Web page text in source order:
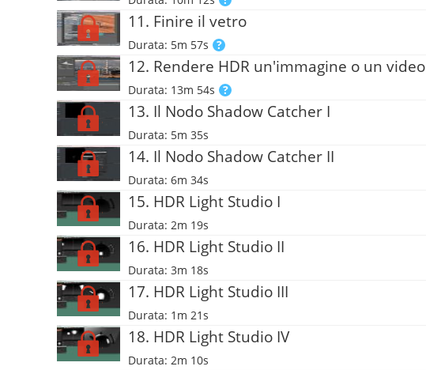
11. Finire il vetro
Durata: 5m 57s
12. Rendere HDR un'immagine o un video
Durata: 13m 54s
13. Il Nodo Shadow Catcher I
Durata: 5m 35s
14. Il Nodo Shadow Catcher II
Durata: 6m 34s
15. HDR Light Studio I
Durata: 2m 19s
16. HDR Light Studio II
Durata: 3m 18s
17. HDR Light Studio III
Durata: 1m 21s
18. HDR Light Studio IV
Durata: 2m 10s